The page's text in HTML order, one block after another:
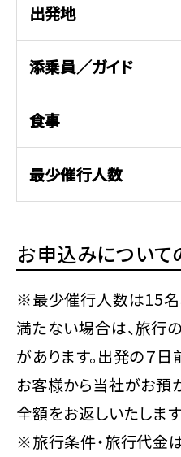
出発地
添乗員／ガイド
食事
最少催行人数
お申込みについて
※最少催行人数は15名
満たない場合は、旅行
があります。出発の７
お客様から当社がお預
全額をお返しいたします
※旅行条件・旅行代金